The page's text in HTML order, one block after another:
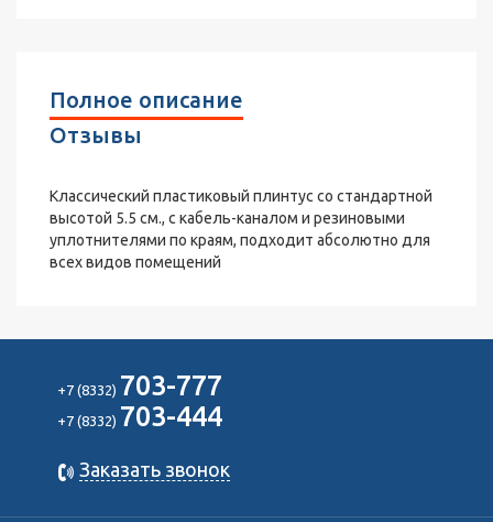
Полное описание
Отзывы
Классический пластиковый плинтус со стандартной
высотой 5.5 см., с кабель-каналом и резиновыми
уплотнителями по краям, подходит абсолютно для
всех видов помещений
+7 (8332) 703-777
+7 (8332) 703-444
Заказать звонок